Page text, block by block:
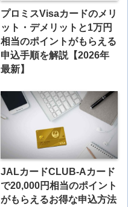
プロミスVisaカードのメリ
ット・デメリットと1万円
相当のポイントがもらえる
申込手順を解説【2026年
最新】
JALカードCLUB-Aカード
で20,000円相当のポイント
がもらえるお得な申込方法